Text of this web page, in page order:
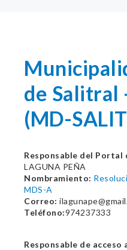
de Salitral
(MD-
Responsable del Portal
LAGUNA PEÑA
Nombramiento:
MDS-A
Correo:
Teléfono:974237333
Responsable de acceso